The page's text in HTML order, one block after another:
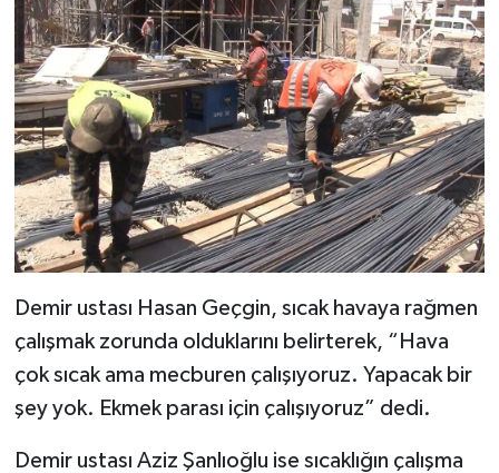
Demir ustası Hasan Geçgin, sıcak havaya rağmen
çalışmak zorunda olduklarını belirterek, “Hava
çok sıcak ama mecburen çalışıyoruz. Yapacak bir
şey yok. Ekmek parası için çalışıyoruz” dedi.
Demir ustası Aziz Şanlıoğlu ise sıcaklığın çalışma